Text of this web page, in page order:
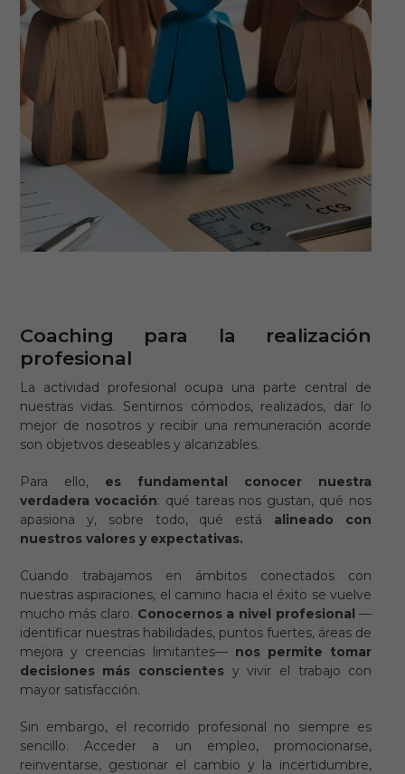
Coaching para la realización
profesional
La actividad profesional ocupa una parte central de
nuestras vidas. Sentirnos cómodos, realizados, dar lo
mejor de nosotros y recibir una remuneración acorde
son objetivos deseables y alcanzables.
Para ello, es fundamental conocer nuestra
verdadera vocación: qué tareas nos gustan, qué nos
apasiona y, sobre todo, qué está alineado con
nuestros valores y expectativas.
Cuando trabajamos en ámbitos conectados con
nuestras aspiraciones, el camino hacia el éxito se vuelve
mucho más claro. Conocernos a nivel profesional —
identificar nuestras habilidades, puntos fuertes, áreas de
mejora y creencias limitantes— nos permite tomar
decisiones más conscientes y vivir el trabajo con
mayor satisfacción.
Sin embargo, el recorrido profesional no siempre es
sencillo. Acceder a un empleo, promocionarse,
reinventarse, gestionar el cambio y la incertidumbre,